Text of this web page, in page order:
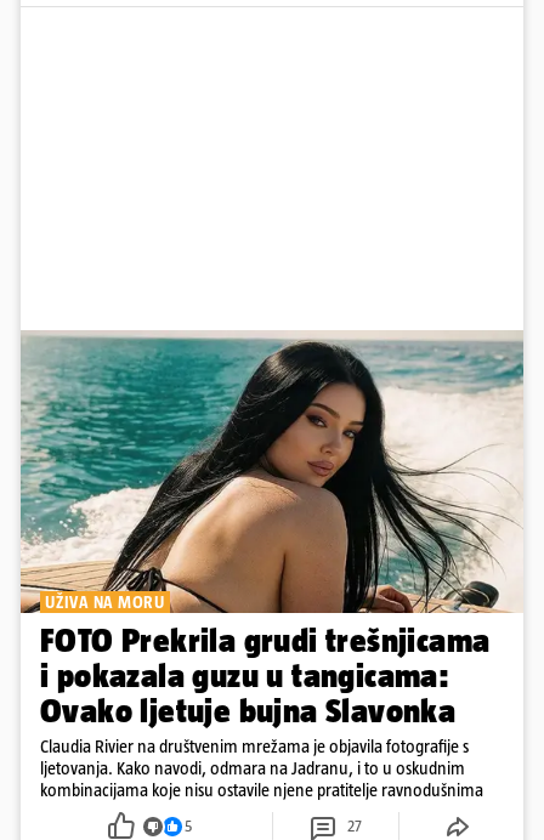
UŽIVA NA MORU
FOTO Prekrila grudi trešnjicama
i pokazala guzu u tangicama:
Ovako ljetuje bujna Slavonka
Claudia Rivier na društvenim mrežama je objavila fotografije s
ljetovanja. Kako navodi, odmara na Jadranu, i to u oskudnim
kombinacijama koje nisu ostavile njene pratitelje ravnodušnima
5 27